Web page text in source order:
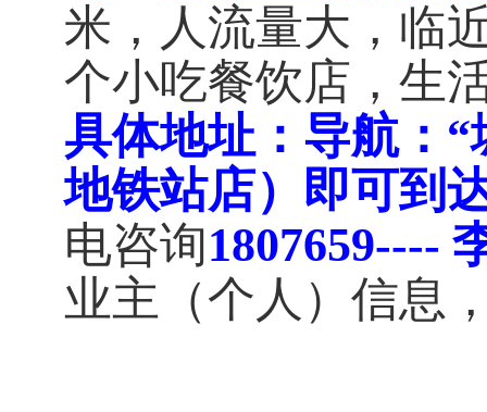
米，人流量大，临
个小吃餐饮店，生
具体地址：导航：
地铁站店）即可到
电咨询1807659----
业主（个人）信息